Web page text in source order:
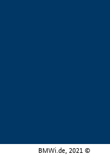
BMWi.de, 2021 ©